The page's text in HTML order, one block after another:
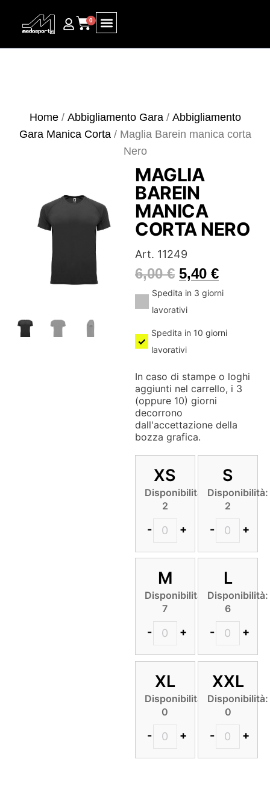
0
Home/ Abbigliamento Gara/ Abbigliamento
Gara Manica Corta/ Maglia Barein manica corta
Nero
MAGLIA
BAREIN
MANICA
CORTA NERO
Art. 11249
6,00€ 5,40 €
Spedita in 3 giorni
lavorativi
Spedita in 10 giorni
lavorativi
In caso di stampe o loghi
aggiunti nel carrello, i 3
(oppure 10) giorni
decorrono
dall'accettazione della
bozza grafica.
XS
Disponibilità:
2
- +
S
Disponibilità:
2
- +
M
Disponibilità:
7
- +
L
Disponibilità:
6
- +
XL
Disponibilità:
0
- +
XXL
Disponibilità:
0
- +